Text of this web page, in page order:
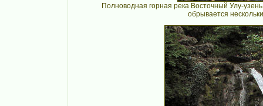
Полноводная горная река Восточный Улу-
обрывается